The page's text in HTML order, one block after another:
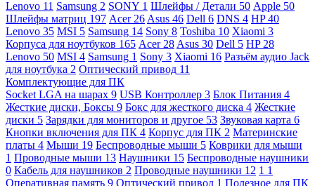
Lenovo 11 Samsung 2 SONY 1 Шлейфы / Детали 50 Apple 50
Шлейфы матриц 197 Acer 26 Asus 46 Dell 6 DNS 4 HP40
Lenovo 35 MSI 5 Samsung 14 Sony 8 Toshiba 10 Xiaomi 3
Корпуса для ноутбуков 165 Acer 28 Asus 30 Dell 5 HP 28
Lenovo 50 MSI 4 Samsung 1 Sony 3 Xiaomi 16 Разъём аудио Jack
для ноутбука 2 Оптический привод 11
Комплектующие для ПК
Socket LGA на шарах 9 USB Контроллер 3 Блок Питания 4
Жесткие диски, Боксы 9 Бокс для жесткого диска 4 Жесткие
диски 5 Зарядки для мониторов и другое 53 Звуковая карта 6
Кнопки включения для ПК 4 Корпус для ПК 2 Материнские
платы 4 Мыши 19 Беспроводные мыши 5 Коврики для мыши
1 Проводные мыши 13 Наушники 15 Беспроводные наушники
0 Кабель для наушников 2 Проводные наушники 12 1 1
Оперативная память 9 Оптический привод 1 Полезное для ПК